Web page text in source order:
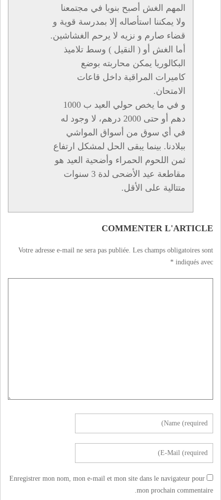
المهم الغش أصبح بنويا في مجتمعنا
ولا يمكننا استأصاله إلا بمدرسة قوية و
قضاء صارم و نزيه لا يرحم الغشاشين.
أما الغش أو ( النقيل ) وسط تلاميذ
البكالوريا يمكن محاربته بوضع
كاميرات المراقبة داخل قاعات
الامتحان.
و في ما يخص حولي العيد ب 1000
دهم أو حتى 2000 درهم، لا وجود له
في أي سوق من أسواق المواشي
ببلادنا. بينما يبقى الحل لمشكل ارتفاع
ثمن اللحوم الحمراء وأضحية العيد هو
مقاطعة عيد الأضحى لدة 3 سنوات
متتالية على الأقل.
COMMENTER L'ARTICLE
Votre adresse e-mail ne sera pas publiée. Les champs obligatoires sont
indiqués avec
*
Enregistrer mon nom, mon e-mail et mon site dans le navigateur pour
mon prochain commentaire.